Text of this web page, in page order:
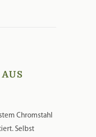
Chromstahl
Selbst